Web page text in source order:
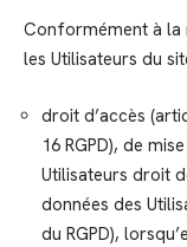
Conformément à la
les Utilisateurs du
droit d’accès
16 RGPD), de
Utilisateurs droit
données des
du RGPD),